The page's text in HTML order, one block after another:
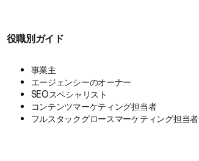
役職別ガイド
事業主
エージェンシーのオーナー
SEOスペシャリスト
コンテンツマーケティング担当者
フルスタックグロースマーケティング担当者